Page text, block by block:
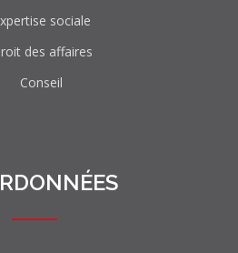
sociale
des affaires
Conseil